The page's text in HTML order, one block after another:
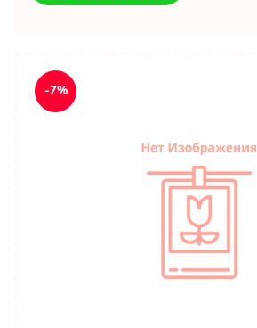
-7%